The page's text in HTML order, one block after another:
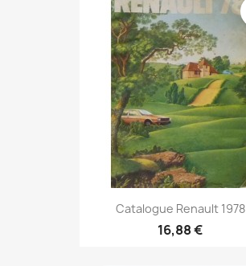
Catalogue Renault 1978
16,88 €